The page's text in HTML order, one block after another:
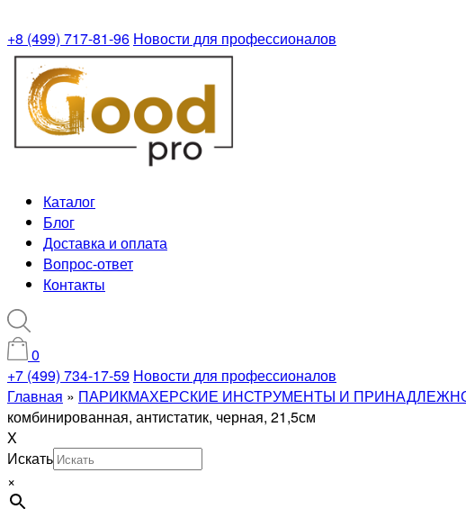
+8 (499) 717-81-96 Новости для профессионалов
Каталог
Блог
Доставка и оплата
Вопрос-ответ
Контакты
0
+7 (499) 734-17-59 Новости для профессионалов
Главная » ПАРИКМАХЕРСКИЕ ИНСТРУМЕНТЫ И
комбинированная, антистатик, черная, 21,5см
X
Искать
×